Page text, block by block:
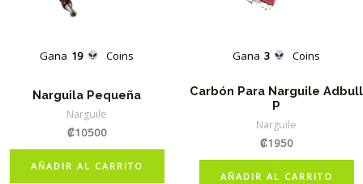
Gana 19 Coins
Narguila Pequeña
Narguile
₡10500
AÑADIR AL CARRITO
Gana 3 Coins
Carbón Para Narguile Adbull
P
Narguile
₡1950
AÑADIR AL CARRITO